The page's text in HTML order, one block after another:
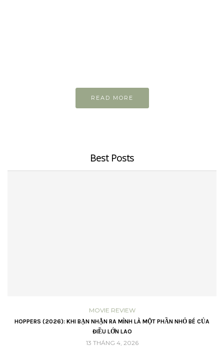
READ MORE
Best Posts
MOVIE REVIEW
HOPPERS (2026): KHI BẠN NHẬN RA MÌNH LÀ MỘT PHẦN NHỎ BÉ CỦA
ĐIỀU LỚN LAO
13 THÁNG 4, 2026